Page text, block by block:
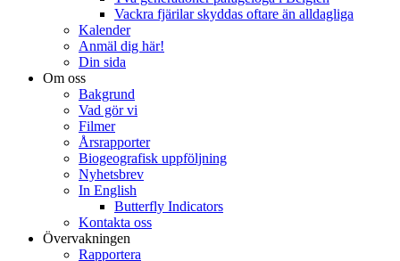
Vackra fjärilar skyddas oftare än alldagliga
Kalender
Anmäl dig här!
Din sida
Om oss
Bakgrund
Vad gör vi
Filmer
Årsrapporter
Biogeografisk uppföljning
Nyhetsbrev
In English
Butterfly Indicators
Kontakta oss
Övervakningen
Rapportera